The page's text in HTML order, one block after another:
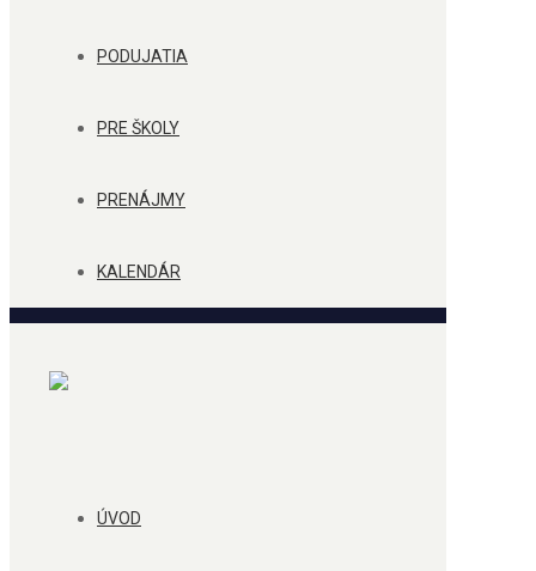
PODUJATIA
PRE ŠKOLY
PRENÁJMY
KALENDÁR
ÚVOD